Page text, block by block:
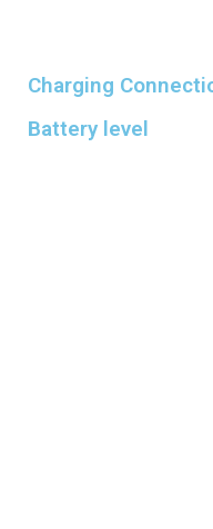
Charging
Battery level